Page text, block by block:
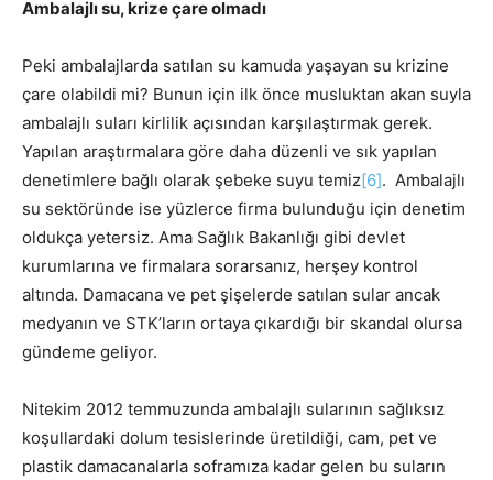
Ambalajlı su, krize çare olmadı
Peki ambalajlarda satılan su kamuda yaşayan su krizine
çare olabildi mi? Bunun için ilk önce musluktan akan suyla
ambalajlı suları kirlilik açısından karşılaştırmak gerek.
Yapılan araştırmalara göre daha düzenli ve sık yapılan
denetimlere bağlı olarak şebeke suyu temiz[6]. Ambalajlı
su sektöründe ise yüzlerce firma bulunduğu için denetim
oldukça yetersiz. Ama Sağlık Bakanlığı gibi devlet
kurumlarına ve firmalara sorarsanız, herşey kontrol
altında. Damacana ve pet şişelerde satılan sular ancak
medyanın ve STK’ların ortaya çıkardığı bir skandal olursa
gündeme geliyor.
Nitekim 2012 temmuzunda ambalajlı sularının sağlıksız
koşullardaki dolum tesislerinde üretildiği, cam, pet ve
plastik damacanalarla soframıza kadar gelen bu suların